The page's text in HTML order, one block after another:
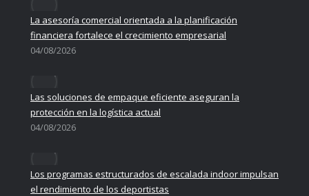
La asesoría comercial orientada a la planificación
financiera fortalece el crecimiento empresarial
04/08/2026
Las soluciones de empaque eficiente aseguran la
protección en la logística actual
04/08/2026
Los programas estructurados de escalada indoor impulsan
el rendimiento de los deportistas